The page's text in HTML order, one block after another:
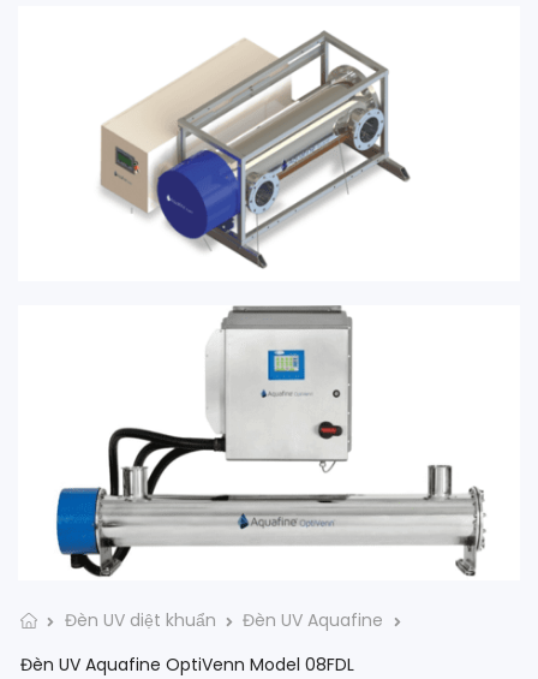
Đèn UV diệt khuẩn
Đèn UV Aquafine
Đèn UV Aquafine OptiVenn Model 08FDL